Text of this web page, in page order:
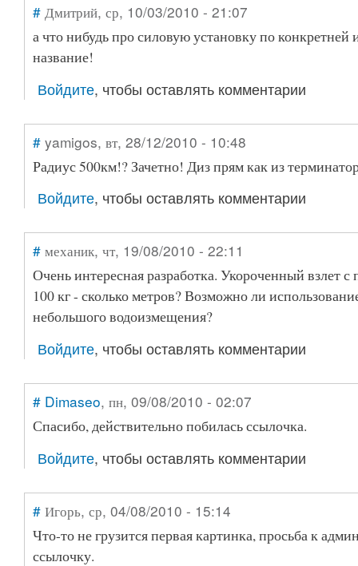
# Дмитрий, ср, 10/03/2010 - 21:07
а что нибудь про силовую установку по конкретней
название!
Войдите, чтобы оставлять комментарии
# yamigos, вт, 28/12/2010 - 10:48
Радиус 500км!? Зачетно! Диз прям как из
Войдите, чтобы оставлять комментарии
# механик, чт, 19/08/2010 - 22:11
Очень интересная разработка. Укороченный взлет с
100 кг - сколько метров? Возможно ли
небольшого водоизмещения?
Войдите, чтобы оставлять комментарии
# Dimaseo, пн, 09/08/2010 - 02:07
Спасибо, действительно побилась ссылочка.
Войдите, чтобы оставлять комментарии
# Игорь, ср, 04/08/2010 - 15:14
Что-то не грузится первая картинка, просьба к
ссылочку.